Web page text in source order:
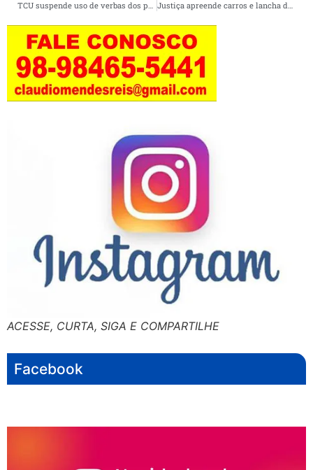
ACESSE, CURTA, SIGA E COMPARTILHE
Facebook